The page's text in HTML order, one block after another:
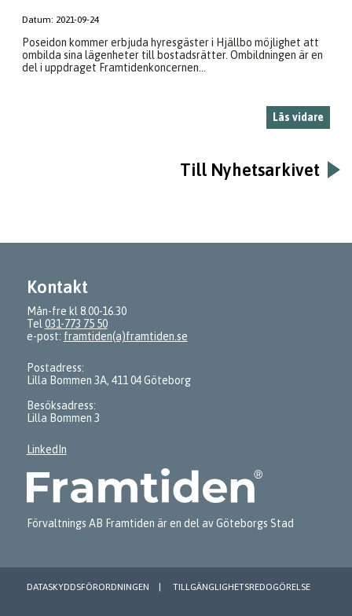
Datum: 2021-09-24
Poseidon kommer erbjuda hyresgäster i Hjällbo möjlighet att
ombilda sina lägenheter till bostadsrätter. Ombildningen är en
del i uppdraget Framtidenkoncernen...
Läs vidare
Till Nyhetsarkivet
Kontakt
Mån-fre kl 8.00-16.30
Tel 031-773 75 50
e-post: framtiden(a)framtiden.se
Postadress:
Lilla Bommen 3A, 411 04 Göteborg
Besöksadress:
Lilla Bommen 3
LinkedIn
Förvaltnings AB Framtiden är en del av Göteborgs Stad
DATASKYDDSFÖRORDNINGEN TILLGÄNGLIGHETSREDOGÖRELSE